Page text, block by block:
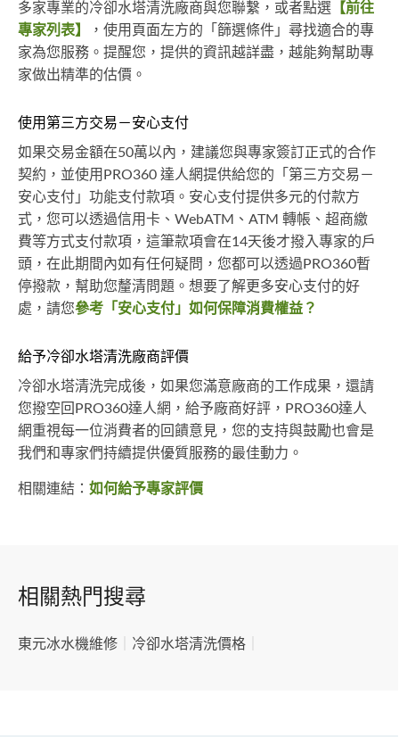
多家專業的冷卻水塔清洗廠商與您聯繫，或者點選 【前往
專家列表】
，使用頁面左方的「篩選條件」尋找適合的專
家為您服務。提醒您，提供的資訊越詳盡，越能夠幫助專
家做出精準的估價。
使用第三方交易－安心支付
如果交易金額在50萬以內，建議您與專家簽訂正式的合作
契約，並使用PRO360 達人網提供給您的「第三方交易－
安心支付」功能支付款項。安心支付提供多元的付款方
式，您可以透過信用卡、WebATM、ATM 轉帳、超商繳
費等方式支付款項，這筆款項會在14天後才撥入專家的戶
頭，在此期間內如有任何疑問，您都可以透過PRO360暫
停撥款，幫助您釐清問題。想要了解更多安心支付的好
處，請您參考「安心支付」如何保障消費權益？
給予冷卻水塔清洗廠商評價
冷卻水塔清洗完成後，如果您滿意廠商的工作成果，還請
您撥空回PRO360達人網，給予廠商好評，PRO360達人
網重視每一位消費者的回饋意見，您的支持與鼓勵也會是
我們和專家們持續提供優質服務的最佳動力。
相關連結： 如何給予專家評價
相關熱門搜尋
東元冰水機維修 冷卻水塔清洗價格